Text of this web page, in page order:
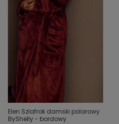
Elen Szlafrok damski polarowy
ByShelly - bordowy